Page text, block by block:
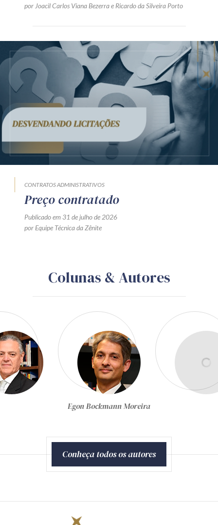
por Joacil Carlos Viana Bezerrae Ricardo da Silveira Porto
CONTRATOS ADMINISTRATIVOS
Preço contratado
Publicado em 31 de julho de 2026
por Equipe Técnica da Zênite
Colunas & Autores
Equipe Técnica da Zênite
Conheça todos os autores